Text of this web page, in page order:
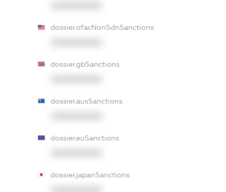
dossier.ofacNonSdnSanctions
dossier.gbSanctions
dossier.ausSanctions
dossier.euSanctions
dossier.japanSanctions